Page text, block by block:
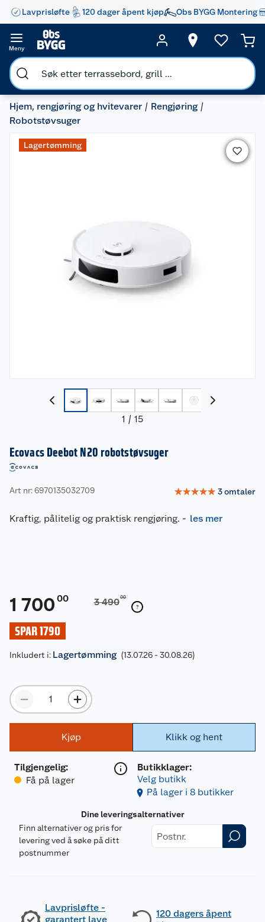
Lavprisløfte 120 dager åpent kjøp Obs BYGG Montering
Meny
Hjem, rengjøring og hvitevarer
Rengjøring
Robotstøvsuger
1 / 15
Lagertømming
Ecovacs Deebot N20 robotstøvsuger
Art nr: 6970135032709 ☆☆☆☆☆ 3omtaler
Kraftig, pålitelig og praktisk rengjøring. - les mer
1 700 00 3 49000
SPAR 1790
Inkludert i: Lagertømming (13.07.26 - 30.08.26)
Kjøp
Tilgjengelig:
Få på lager
Klikk og hent
Butikklager:
Velg butikk
På lager i 8 butikker
Dine leveringsalternativer
Finn alternativer og pris for
levering ved å søke på ditt
postnummer
Lavprisløfte -
garantert lave
120 dagers åpent